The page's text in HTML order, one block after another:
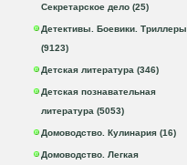
Секретарское дело (25)
Детективы. Боевики. Триллеры
(9123)
Детская литература (346)
Детская познавательная
литература (5053)
Домоводство. Кулинария (16)
Домоводство. Легкая